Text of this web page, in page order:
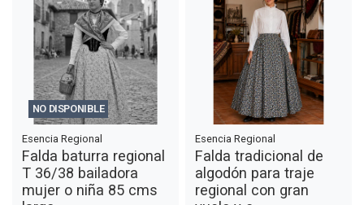
NO DISPONIBLE
Esencia Regional
Falda baturra regional
T 36/38 bailadora
mujer o niña 85 cms
Esencia Regional
Falda tradicional de
algodón para traje
regional con gran